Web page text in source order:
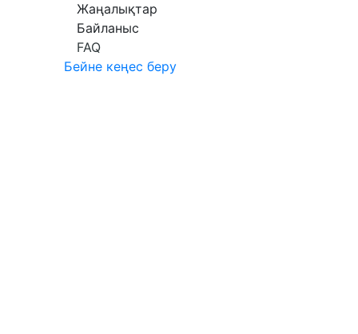
Жаңалықтар
Байланыс
FAQ
Бейне кеңес беру